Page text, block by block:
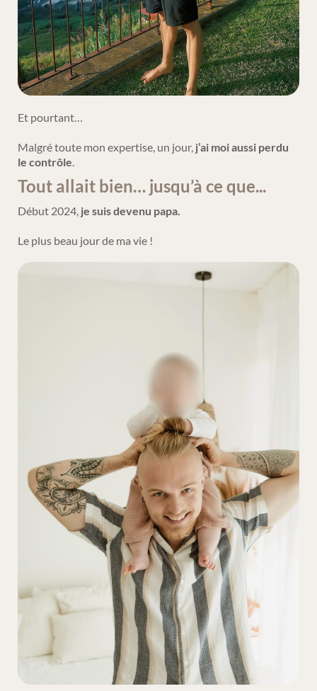
Et pourtant…
Malgré toute mon expertise, un jour, j’ai moi aussi perdu
le contrôle.
Tout allait bien… jusqu’à ce que...
Début 2024, je suis devenu papa.
Le plus beau jour de ma vie !